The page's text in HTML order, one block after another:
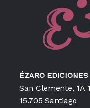
ÉZARO EDICIONES
San Clemente, 1A 1
15.705 Santiago